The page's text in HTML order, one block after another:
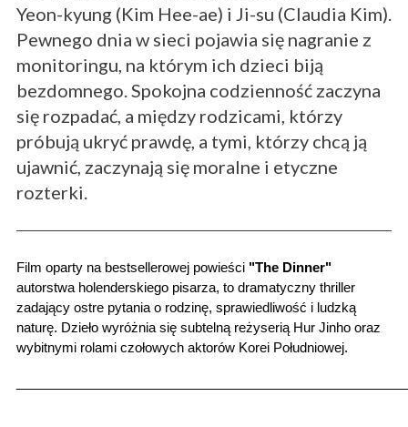
Yeon-kyung (Kim Hee-ae) i Ji-su (Claudia Kim).
Pewnego dnia w sieci pojawia się nagranie z
monitoringu, na którym ich dzieci biją
bezdomnego. Spokojna codzienność zaczyna
się rozpadać, a między rodzicami, którzy
próbują ukryć prawdę, a tymi, którzy chcą ją
ujawnić, zaczynają się moralne i etyczne
rozterki.
Film oparty na bestsellerowej powieści "The Dinner"
autorstwa holenderskiego pisarza, to dramatyczny thriller
zadający ostre pytania o rodzinę, sprawiedliwość i ludzką
naturę. Dzieło wyróżnia się subtelną reżyserią Hur Jinho oraz
wybitnymi rolami czołowych aktorów Korei Południowej.